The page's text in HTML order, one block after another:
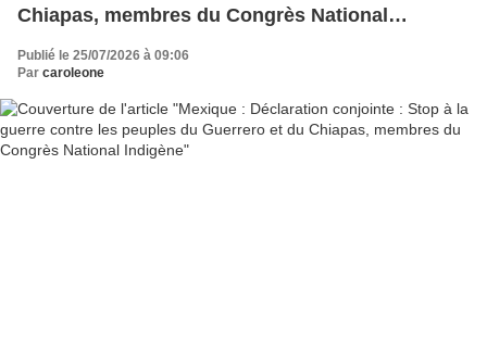
Chiapas, membres du Congrès National
Publié le 25/07/2026 à 09:06
Par caroleone